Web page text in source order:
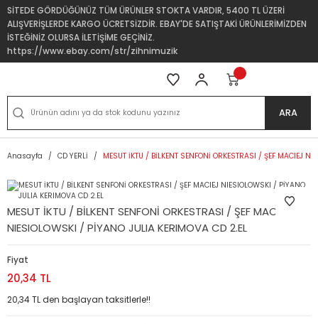
SİTEDE GÖRDÜĞÜNÜZ TÜM ÜRÜNLER STOKTA VARDIR, 5400 TL ÜZERİ
ALIŞVERİŞLERDE KARGO ÜCRETSİZDİR. EBAY'DE SATIŞTAKİ ÜRÜNLERİMİZDEN
İSTEĞİNİZ OLURSA İLETİŞİME GEÇİNİZ.
https://www.ebay.com/str/zihnimuzik
ARA
Anasayfa CD YERLİ MESUT İKTU / BİLKENT SENFONİ ORKESTRASI / ŞEF MACIEJ
MESUT İKTU / BİLKENT SENFONİ ORKESTRASI / ŞEF MACIEJ
NIESIOLOWSKI / PİYANO JULIA KERIMOVA CD 2.EL
Fiyat
20,34 TL
20,34 TL den başlayan taksitlerle!!